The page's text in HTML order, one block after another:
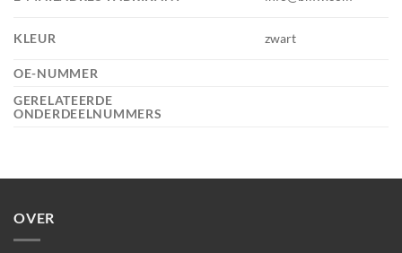
KLEUR zwart
OE-NUMMER
GERELATEERDE
ONDERDEELNUMMERS
OVER